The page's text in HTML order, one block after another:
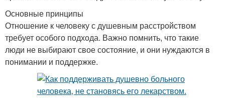
Основные принципы
Отношение к человеку с душевным расстройством
требует особого подхода. Важно помнить, что такие
люди не выбирают свое состояние, и они нуждаются в
понимании и поддержке.